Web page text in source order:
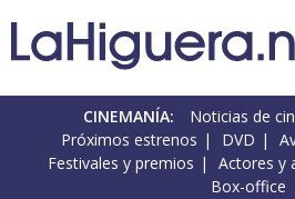
CINEMANÍA: Noticias de
Próximos estrenos
DVD
Festivales y premios
Actores y
Box-office